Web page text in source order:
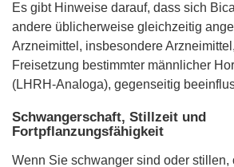
Es gibt Hinweise darauf, dass sich
andere üblicherweise gleichzeitig
Arzneimittel, insbesondere
Freisetzung bestimmter männlicher
(LHRH-Analoga), gegenseitig
Schwangerschaft, Stillzeit und
Fortpflanzungsfähigkeit
Wenn Sie schwanger sind oder stillen,